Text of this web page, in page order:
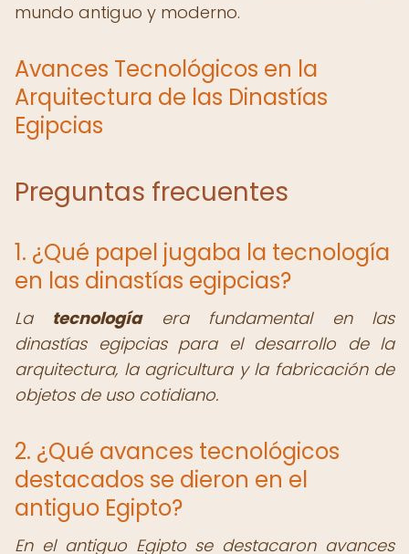
mundo antiguo y moderno.
Avances Tecnológicos en la
Arquitectura de las Dinastías
Egipcias
Preguntas frecuentes
1. ¿Qué papel jugaba la tecnología
en las dinastías egipcias?
La tecnologíaera fundamental en las
dinastías egipcias para el desarrollo de la
arquitectura, la agricultura y la fabricación de
objetos de uso cotidiano.
2. ¿Qué avances tecnológicos
destacados se dieron en el
antiguo Egipto?
En el antiguo Egipto se destacaron avances